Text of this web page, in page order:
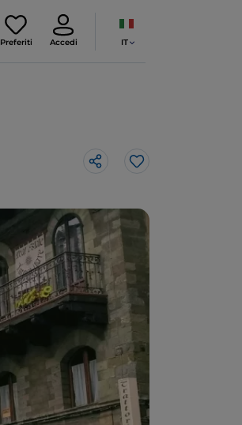
Preferiti Accedi IT
Like